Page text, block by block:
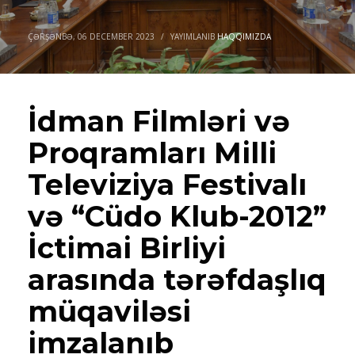
ÇƏRŞƏNBƏ, 06 DECEMBER 2023 / YAYIMLANIB HAQQIMIZDA
İdman Filmləri və
Proqramları Milli
Televiziya Festivalı
və “Cüdo Klub-2012”
İctimai Birliyi
arasında tərəfdaşlıq
müqaviləsi
imzalanıb